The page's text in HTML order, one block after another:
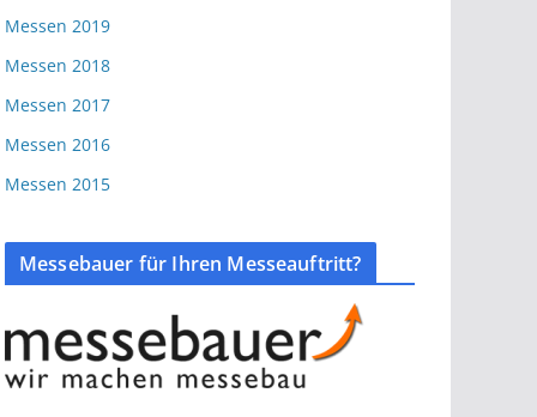
Messen 2019
Messen 2018
Messen 2017
Messen 2016
Messen 2015
Messebauer für Ihren Messeauftritt?